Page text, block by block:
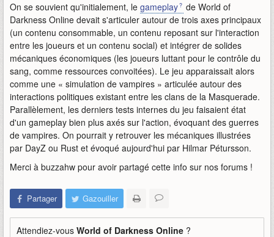
On se souvient qu'initialement, le gameplay
de World of
Darkness Online devait s'articuler autour de trois axes principaux
(un contenu consommable, un contenu reposant sur l'interaction
entre les joueurs et un contenu social) et intégrer de solides
mécaniques économiques (les joueurs luttant pour le contrôle du
sang, comme ressources convoitées). Le jeu apparaissait alors
comme une « simulation de vampires » articulée autour des
interactions politiques existant entre les clans de la Masquerade.
Parallèlement, les derniers tests internes du jeu faisaient état
d'un gameplay bien plus axés sur l'action, évoquant des guerres
de vampires. On pourrait y retrouver les mécaniques illustrées
par DayZ ou Rust et évoqué aujourd'hui par Hilmar Pétursson.
Merci à buzzahw pour avoir partagé cette info sur nos forums !
Partager Gazouiller
Attendiez-vous World of Darkness Online ?